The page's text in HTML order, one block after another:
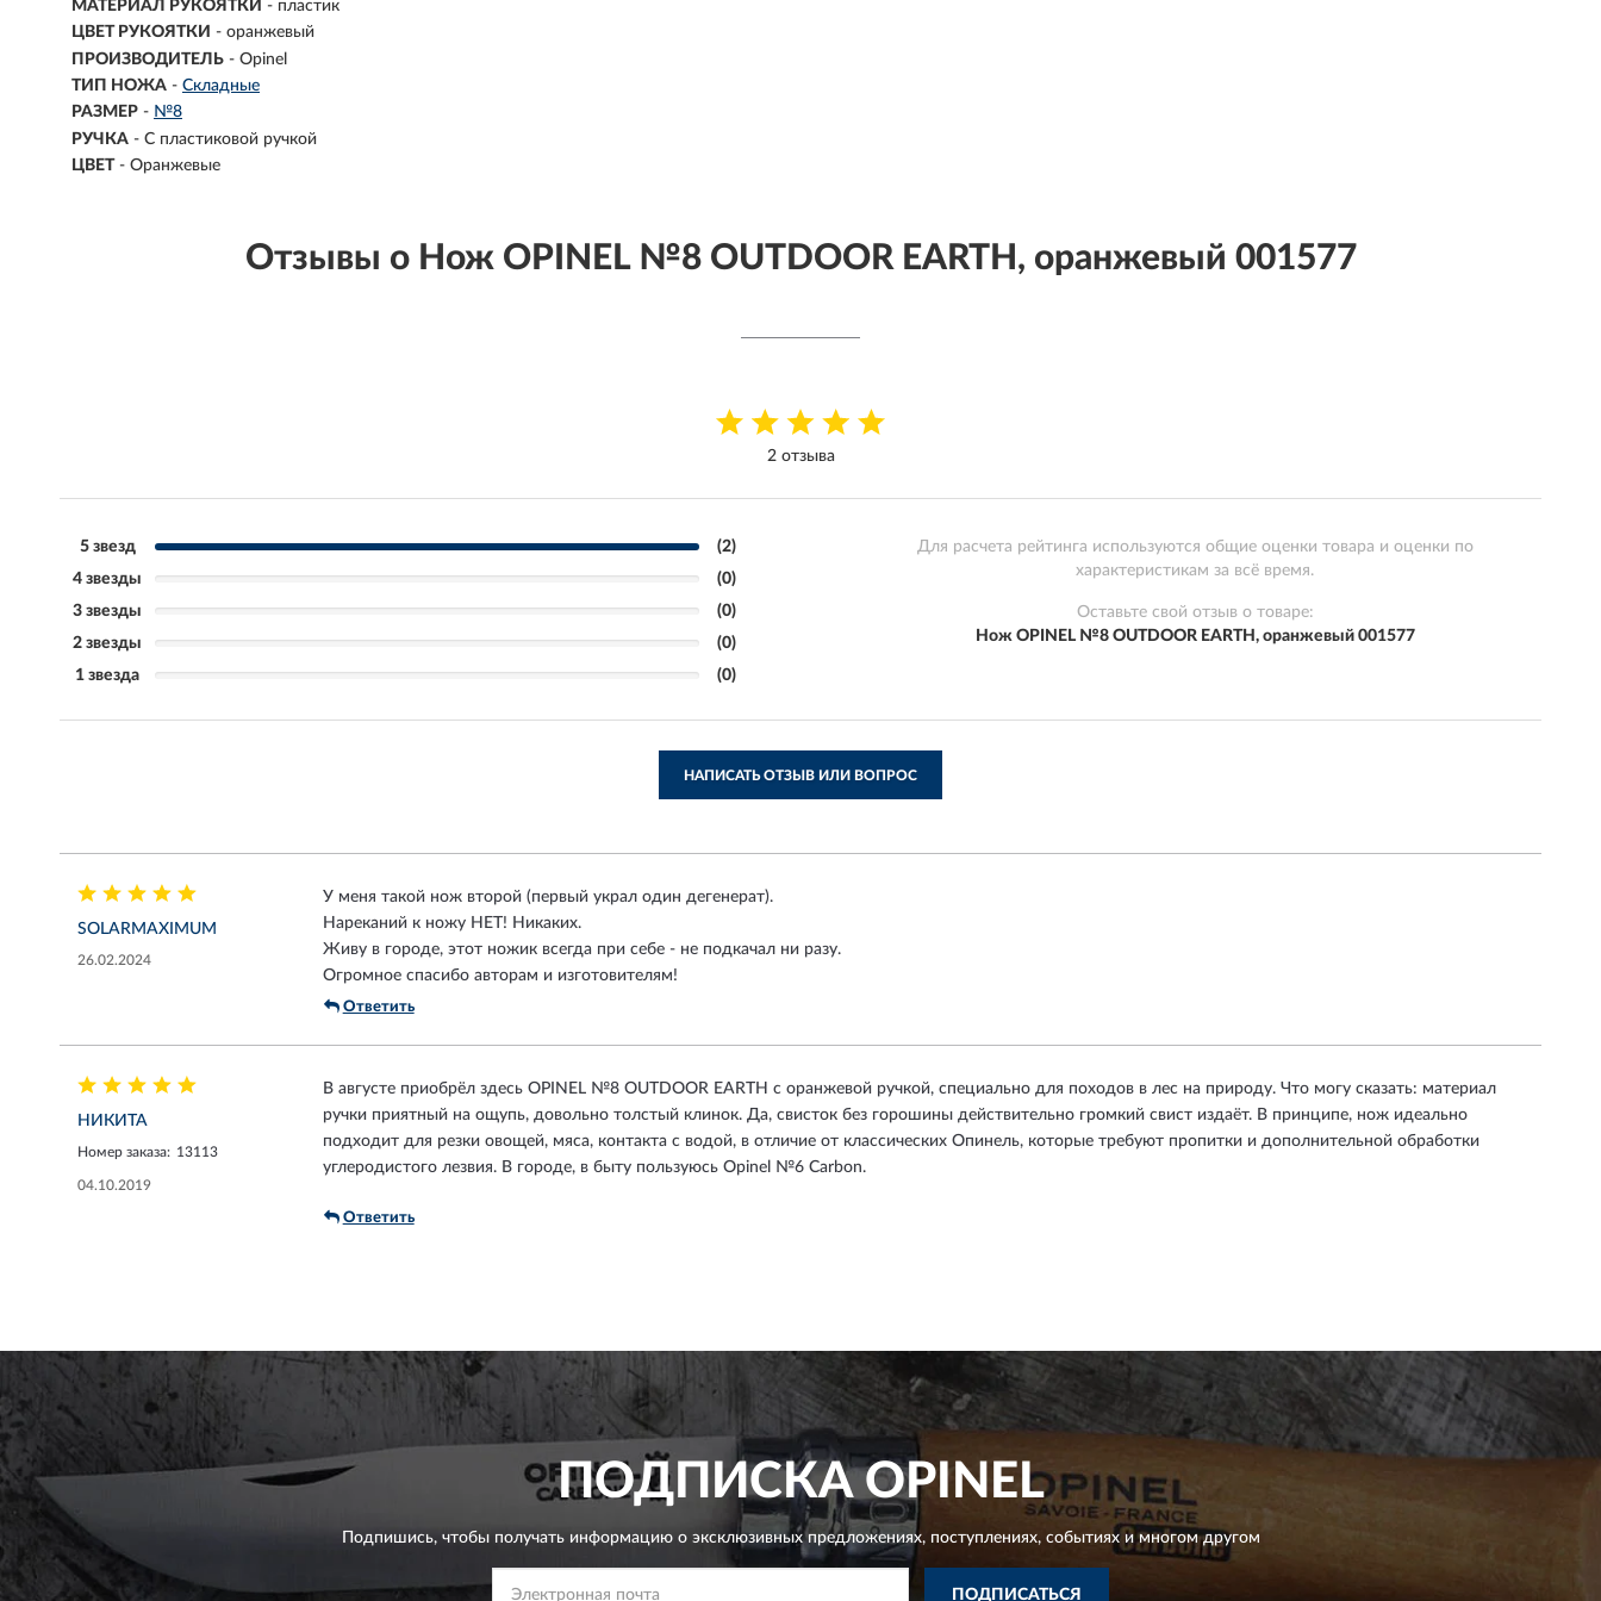
МАТЕРИАЛ РУКОЯТКИ - пластик
ЦВЕТ РУКОЯТКИ - оранжевый
ПРОИЗВОДИТЕЛЬ - Opinel
ТИП НОЖА - Складные
РАЗМЕР - №8
РУЧКА - С пластиковой ручкой
ЦВЕТ - Оранжевые
Отзывы о Нож OPINEL №8 OUTDOOR EARTH, оранжевый 001577
2 отзыва
5 звезд
(2)
4 звезды
(0)
3 звезды
(0)
2 звезды
(0)
1 звезда
(0)
Для расчета рейтинга используются общие оценки товара и оценки по
характеристикам за всё время.
Оставьте свой отзыв о товаре:
Нож OPINEL №8 OUTDOOR EARTH, оранжевый 001577
НАПИСАТЬ ОТЗЫВ ИЛИ ВОПРОС
SOLARMAXIMUM
26.02.2024
У меня такой нож второй (первый украл один дегенерат).
Нареканий к ножу НЕТ! Никаких.
Живу в городе, этот ножик всегда при себе - не подкачал ни разу.
Огромное спасибо авторам и изготовителям!
Ответить
НИКИТА
Номер заказа: 13113
04.10.2019
В августе приобрёл здесь OPINEL №8 OUTDOOR EARTH с оранжевой ручкой, специально для походов в лес на природу. Что могу сказать: материал
ручки приятный на ощупь, довольно толстый клинок. Да, свисток без горошины действительно громкий свист издаёт. В принципе, нож идеально
подходит для резки овощей, мяса, контакта с водой, в отличие от классических Опинель, которые требуют пропитки и дополнительной обработки
углеродистого лезвия. В городе, в быту пользуюсь Opinel №6 Carbon.
Ответить
ПОДПИСКАOPINEL
Подпишись, чтобы получать информацию о эксклюзивных предложениях,поступлениях, событиях и многом другом
ПОДПИСАТЬСЯ